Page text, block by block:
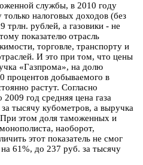
службы, в 2010 году
налоговых доходов (без
рублей, а газовики - не
показателю отрасль
торговле, транспорту и
И это при том, что цены
«Газпрома», на долю
процентов добываемого в
растут. Согласно
год средняя цена газа
тысячу кубометров, а выручка
этом доля таможенных и
наоборот,
этот показатель не смог
61%, до 237 руб. за тысячу